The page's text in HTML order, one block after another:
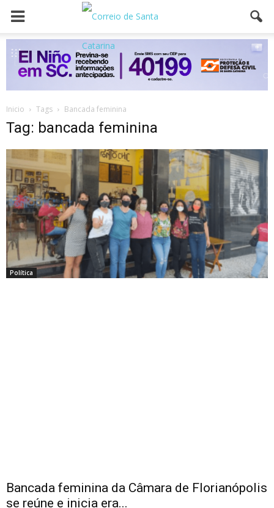
Inicio Tags Bancada feminina
Tag: bancada feminina
Política
Bancada feminina da Câmara de Florianópolis
se reúne e inicia era...